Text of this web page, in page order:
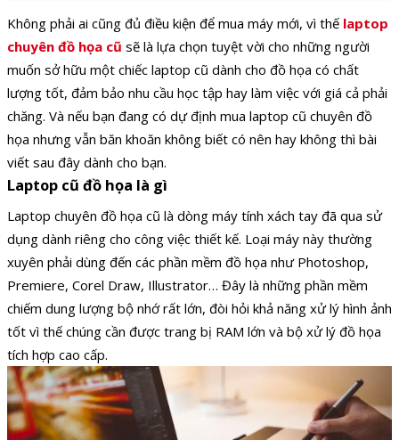
Không phải ai cũng đủ điều kiện để mua máy mới, vì thế laptop
chuyên đồ họa cũ sẽ là lựa chọn tuyệt vời cho những người
muốn sở hữu một chiếc laptop cũ dành cho đồ họa có chất
lượng tốt, đảm bảo nhu cầu học tập hay làm việc với giá cả phải
chăng. Và nếu bạn đang có dự định mua laptop cũ chuyên đồ
họa nhưng vẫn băn khoăn không biết có nên hay không thì bài
viết sau đây dành cho bạn.
Laptop cũ đồ họa là gì
Laptop chuyên đồ họa cũ là dòng máy tính xách tay đã qua sử
dụng dành riêng cho công việc thiết kế. Loại máy này thường
xuyên phải dùng đến các phần mềm đồ họa như Photoshop,
Premiere, Corel Draw, Illustrator… Đây là những phần mềm
chiếm dung lượng bộ nhớ rất lớn, đòi hỏi khả năng xử lý hình ảnh
tốt vì thế chúng cần được trang bị RAM lớn và bộ xử lý đồ họa
tích hợp cao cấp.